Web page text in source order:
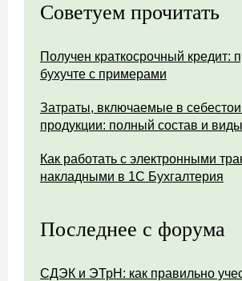
Советуем прочитать
Получен краткосрочный кредит:
бухучте с примерами
Затраты, включаемые в
продукции: полный состав и виды
Как работать с электронными
накладными в 1С Бухгалтерия
Последнее с форума
СДЭК и ЭТрН: как правильно